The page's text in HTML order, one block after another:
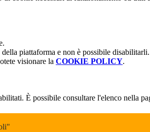
piattaforma e non è possibile disabilitarli.
visionare la COOKIE POLICY.
È possibile consultare l'elenco nella